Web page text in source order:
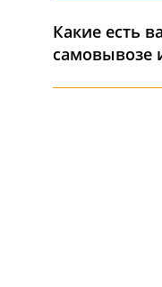
заполните форму и я
Какие есть
самовывозе